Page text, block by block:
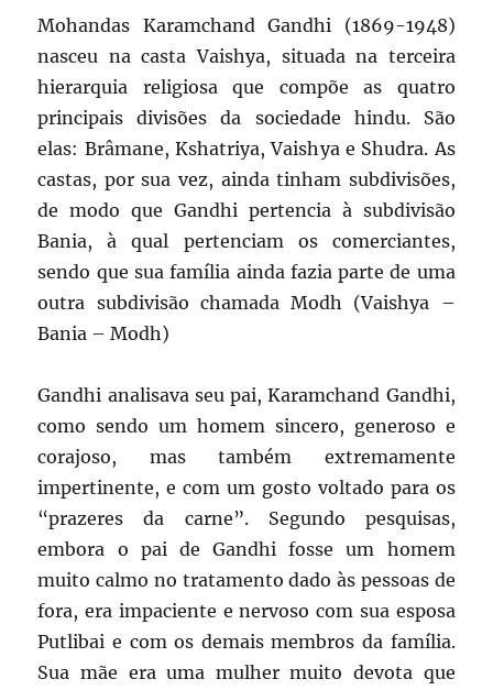
Mohandas Karamchand Gandhi (1869-1948)
nasceu na casta Vaishya, situada na terceira
hierarquia religiosa que compõe as quatro
principais divisões da sociedade hindu. São
elas: Brâmane, Kshatriya, Vaishya e Shudra. As
castas, por sua vez, ainda tinham subdivisões,
de modo que Gandhi pertencia à subdivisão
Bania, à qual pertenciam os comerciantes,
sendo que sua família ainda fazia parte de uma
outra subdivisão chamada Modh (Vaishya –
Bania – Modh)
Gandhi analisava seu pai, Karamchand Gandhi,
como sendo um homem sincero, generoso e
corajoso, mas também extremamente
impertinente, e com um gosto voltado para os
“prazeres da carne”. Segundo pesquisas,
embora o pai de Gandhi fosse um homem
muito calmo no tratamento dado às pessoas de
fora, era impaciente e nervoso com sua esposa
Putlibai e com os demais membros da família.
Sua mãe era uma mulher muito devota que